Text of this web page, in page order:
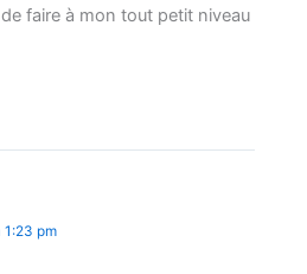
de faire à mon tout petit niveau
1:23 pm